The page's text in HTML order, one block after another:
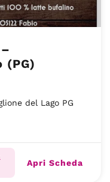
(PG)
del Lago PG
Apri Scheda